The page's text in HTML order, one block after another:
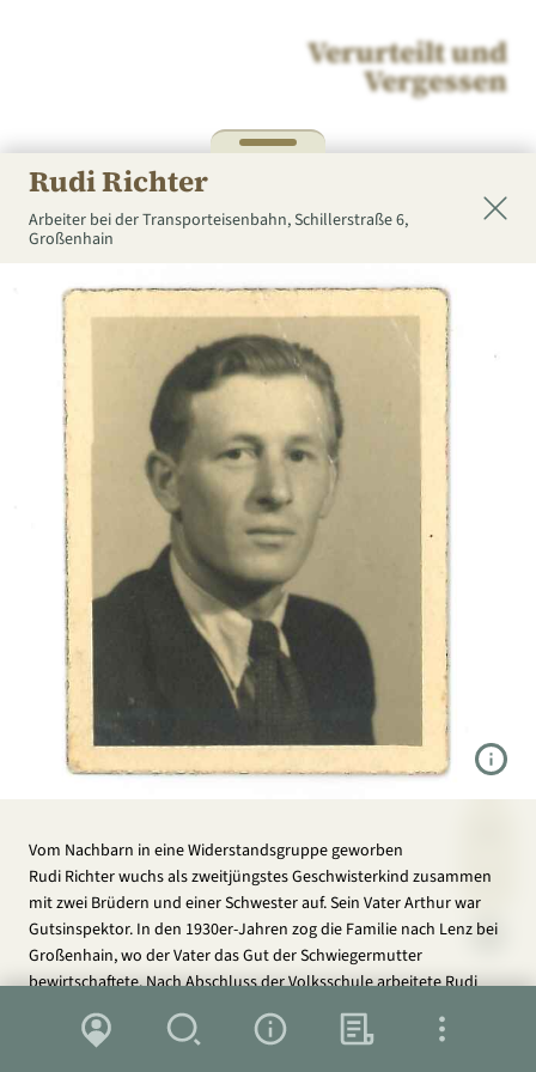
Zoom out
Verurteilt und
Vergessen
Karte Suche Über das ProjektHintergrund
Rudi Richter
Arbeiter bei der Transporteisenbahn,Schillerstraße 6,
Großenhain
Vom Nachbarn in eine Widerstandsgruppe geworben
Rudi Richter wuchs als zweitjüngstes Geschwisterkind zusammen
mit zwei Brüdern und einer Schwester auf. Sein Vater Arthur war
Gutsinspektor. In den 1930er-Jahren zog die Familie nach Lenz bei
Großenhain, wo der Vater das Gut der Schwiegermutter
bewirtschaftete. Nach Abschluss der Volksschule arbeitete Rudi
Richter bei einem Bauern. 1944 verpflichtete er sich für zwölf Jahre
zur deutschen Kriegsmarine. Kurz vor Ende des Zweiten
Zunächst arbeitete Rudi Richter bei einer Heizungsbaufirma, später